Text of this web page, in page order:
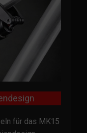
für das MK15